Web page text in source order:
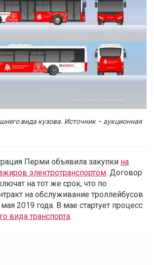
вида кузова. Источник –аукционная
Перми объявила закупки на
электротранспортом. Договор
на тот же срок, что по
на обслуживание троллейбусов
2019 года. В мае стартует процесс
вида транспорта.